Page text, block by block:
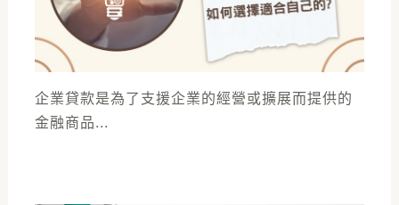
企業貸款是為了支援企業的經營或擴展而提供的
金融商品...